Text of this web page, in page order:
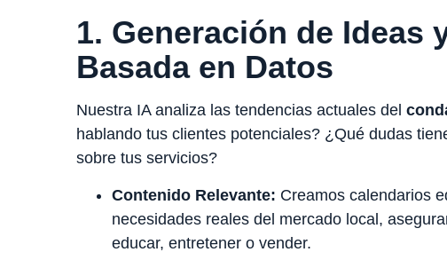
1. Generación de Ideas
Basada en Datos
Nuestra IA analiza las tendencias actuales del
hablando tus clientes potenciales? ¿Qué dudas
sobre tus servicios?
Contenido Relevante: Creamos calendarios
necesidades reales del mercado local,
educar, entretener o vender.